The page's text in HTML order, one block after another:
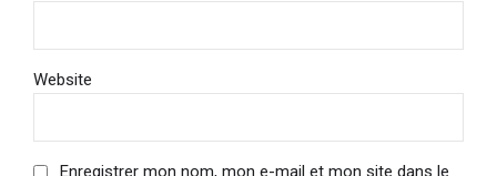
Website
Enregistrer mon nom, mon e-mail et mon site dans le